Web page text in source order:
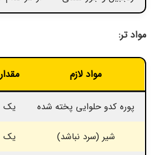
مواد تر:
مواد لازم مقدار
پوره کدو حلوایی پخته شده یک
شیر (سرد نباشد) یک